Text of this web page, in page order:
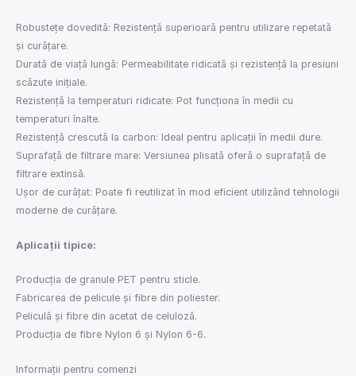
Robustețe dovedită: Rezistență superioară pentru utilizare repetată
și curățare.
Durată de viață lungă: Permeabilitate ridicată și rezistență la presiuni
scăzute inițiale.
Rezistență la temperaturi ridicate: Pot funcționa în medii cu
temperaturi înalte.
Rezistență crescută la carbon: Ideal pentru aplicații în medii dure.
Suprafață de filtrare mare: Versiunea plisată oferă o suprafață de
filtrare extinsă.
Ușor de curățat: Poate fi reutilizat în mod eficient utilizând tehnologii
moderne de curățare.
Aplicații tipice:
Producția de granule PET pentru sticle.
Fabricarea de pelicule și fibre din poliester.
Peliculă și fibre din acetat de celuloză.
Producția de fibre Nylon 6 și Nylon 6-6.
Informații pentru comenzi